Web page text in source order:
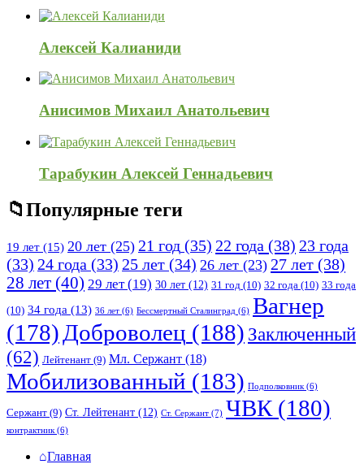
Алексей Калианиди
Анисимов Михаил Анатольевич
Тарабукин Алексей Геннадьевич
Популярные теги
19 лет (15) 20 лет (25) 21 год (35) 22 года (38) 23 года
(33) 24 года (33) 25 лет (34) 26 лет (23) 27 лет (38)
28 лет (40) 29 лет(19) 30 лет (12) 31 год (10) 32 года (10) 33 года
(10) 34 года (13) 36 лет (6) Бессмертный Сталинград (6) Вагнер
(178)Доброволец (188) Заключенный
(62) Лейтенант (9) Мл. Сержант (18)
Мобилизованный (183) Подполковник(6)
Сержант (9) Ст. Лейтенант (12) Ст. Сержант (7) ЧВК(180)
контрактник(6)
Исследовать
Главная